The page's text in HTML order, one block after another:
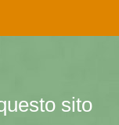
sito